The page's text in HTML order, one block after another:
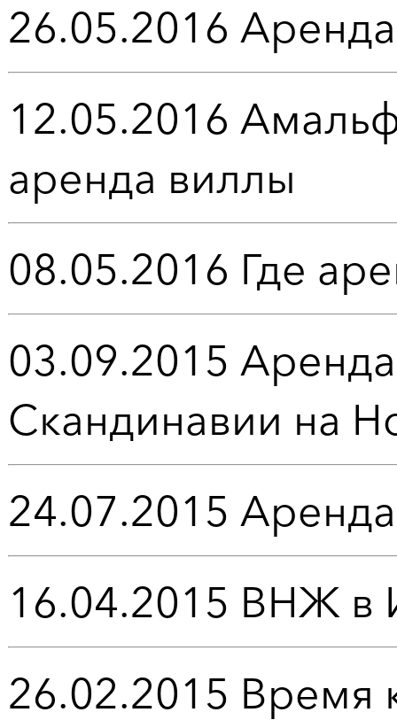
26.05.2016
12.05.2016
аренда виллы
08.05.2016 Где
03.09.2015
Скандинавии на
24.07.2015
16.04.2015 ВНЖ в
26.02.2015 Время